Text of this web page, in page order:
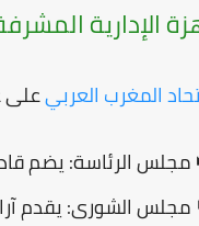
الإدارية
المغرب العربيعلى
مجلس الرئاسة:يضم
مجلس الشورى:يقدم